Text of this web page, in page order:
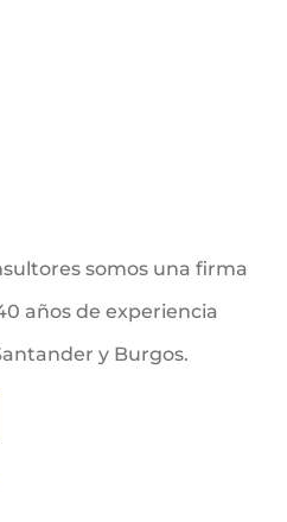
somos una firma
años de experiencia
y Burgos.